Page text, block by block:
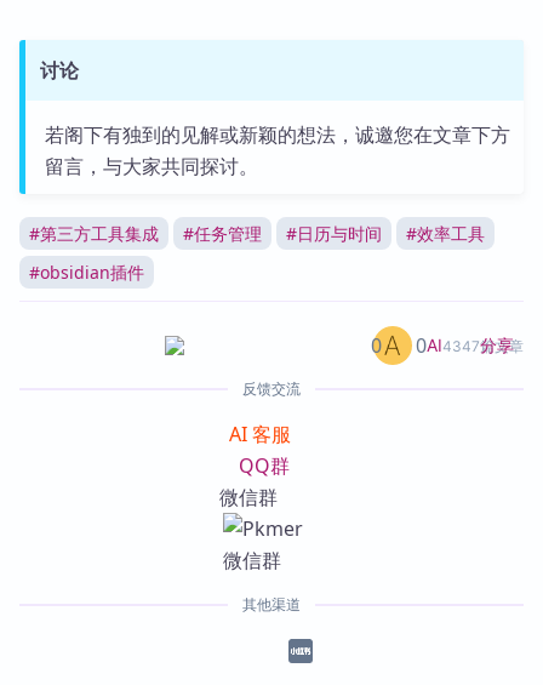
讨论
若阁下有独到的见解或新颖的想法，诚邀您在文章下方
留言，与大家共同探讨。
#第三方工具集成 #任务管理 #日历与时间 #效率工具
#obsidian插件
AI4347篇文章
0 0 分享
反馈交流
AI 客服
QQ群
微信群
其他渠道